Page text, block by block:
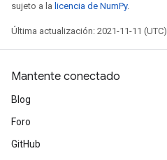
sujeto a la licencia de NumPy.
Última actualización: 2021-11-11 (UTC)
Mantente conectado
Blog
Foro
GitHub